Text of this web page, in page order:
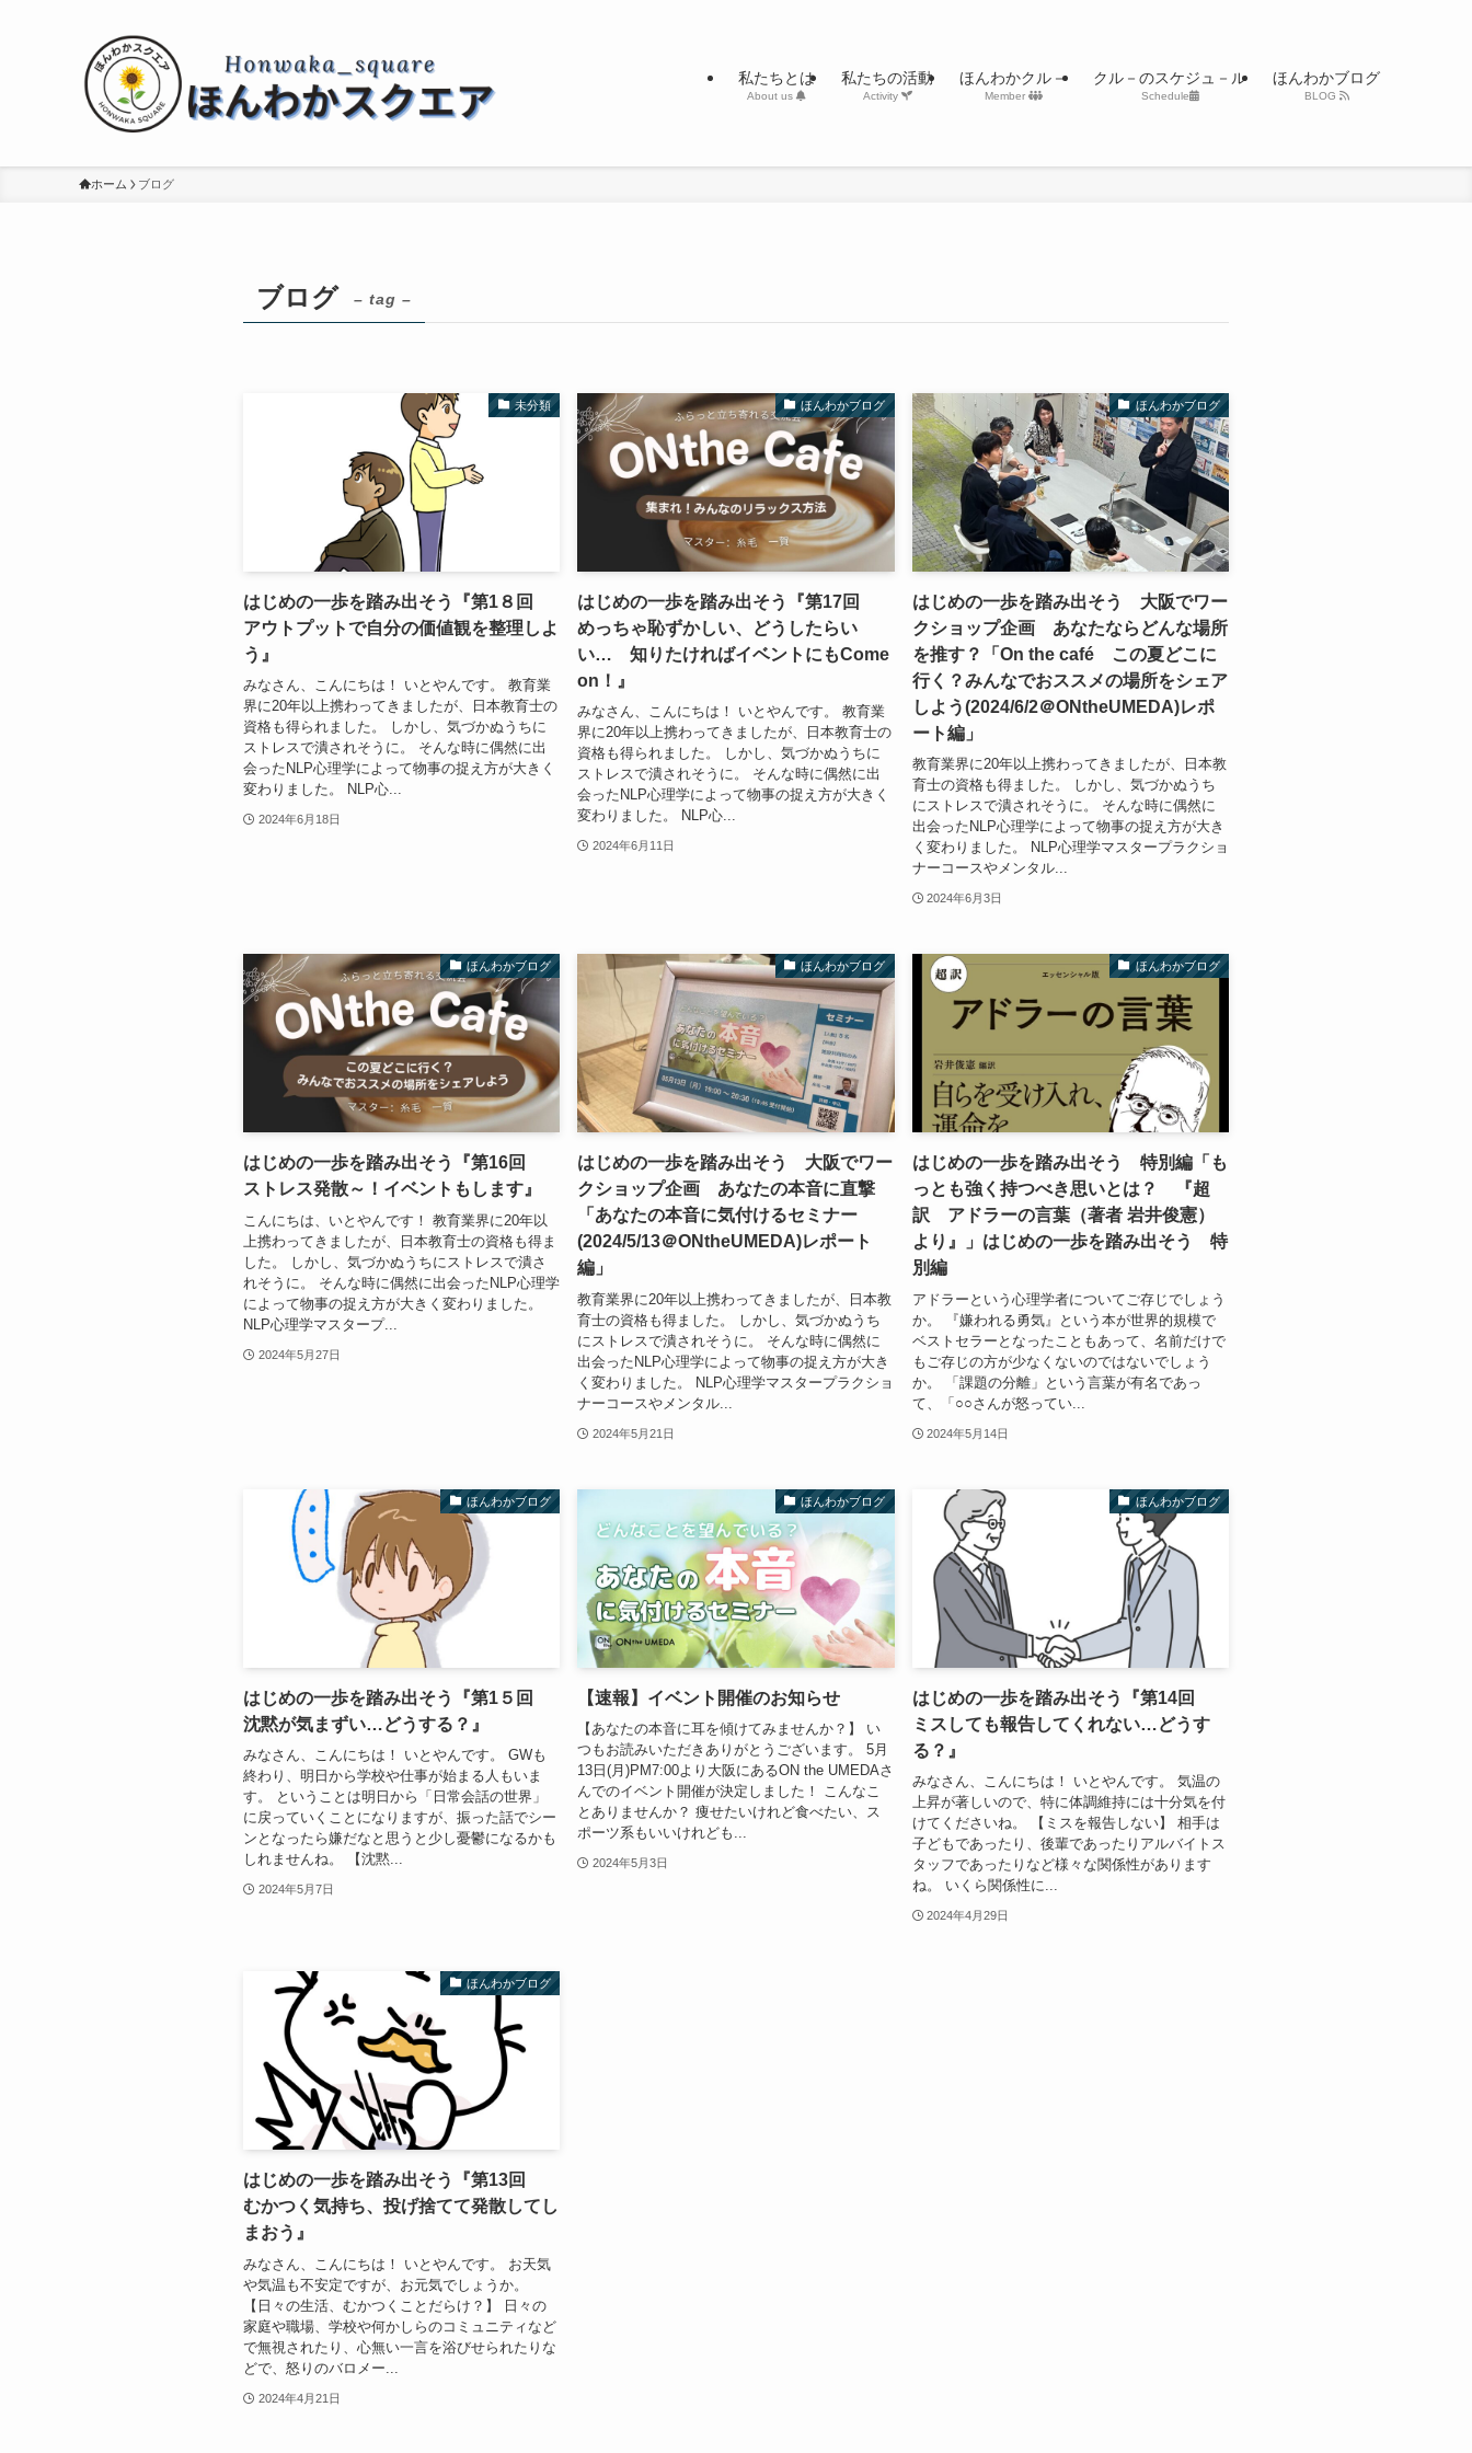
私たちとは
About us
私たちの活動
Activity
ほんわかクル－
Member
クル－のスケジュ－ル
Schedule
ほんわかブログ
BLOG
ホーム ブログ
ブログ – tag –
未分類
はじめの一歩を踏み出そう『第1８回
アウトプットで自分の価値観を整理しよ
う』
みなさん、こんにちは！ いとやんです。 教育業
界に20年以上携わってきましたが、日本教育士の
資格も得られました。 しかし、気づかぬうちに
ストレスで潰されそうに。 そんな時に偶然に出
会ったNLP心理学によって物事の捉え方が大きく
変わりました。 NLP心...
2024年6月18日
ほんわかブログ
はじめの一歩を踏み出そう『第17回
めっちゃ恥ずかしい、どうしたらい
い… 知りたければイベントにもCome
on！』
みなさん、こんにちは！ いとやんです。 教育業
界に20年以上携わってきましたが、日本教育士の
資格も得られました。 しかし、気づかぬうちに
ストレスで潰されそうに。 そんな時に偶然に出
会ったNLP心理学によって物事の捉え方が大きく
変わりました。 NLP心...
2024年6月11日
ほんわかブログ
はじめの一歩を踏み出そう 大阪でワー
クショップ企画 あなたならどんな場所
を推す？「On the café この夏どこに
行く？みんなでおススメの場所をシェア
しよう(2024/6/2＠ONtheUMEDA)レポ
ート編」
教育業界に20年以上携わってきましたが、日本教
育士の資格も得ました。 しかし、気づかぬうち
にストレスで潰されそうに。 そんな時に偶然に
出会ったNLP心理学によって物事の捉え方が大き
く変わりました。 NLP心理学マスタープラクショ
ナーコースやメンタル...
2024年6月3日
ほんわかブログ
はじめの一歩を踏み出そう『第16回
ストレス発散～！イベントもします』
こんにちは、いとやんです！ 教育業界に20年以
上携わってきましたが、日本教育士の資格も得ま
した。 しかし、気づかぬうちにストレスで潰さ
れそうに。 そんな時に偶然に出会ったNLP心理学
によって物事の捉え方が大きく変わりました。
NLP心理学マスタープ...
2024年5月27日
ほんわかブログ
はじめの一歩を踏み出そう 大阪でワー
クショップ企画 あなたの本音に直撃
「あなたの本音に気付けるセミナー
(2024/5/13＠ONtheUMEDA)レポート
編」
教育業界に20年以上携わってきましたが、日本教
育士の資格も得ました。 しかし、気づかぬうち
にストレスで潰されそうに。 そんな時に偶然に
出会ったNLP心理学によって物事の捉え方が大き
く変わりました。 NLP心理学マスタープラクショ
ナーコースやメンタル...
2024年5月21日
ほんわかブログ
はじめの一歩を踏み出そう 特別編「も
っとも強く持つべき思いとは？ 『超
訳 アドラーの言葉（著者 岩井俊憲）
より』」はじめの一歩を踏み出そう 特
別編
アドラーという心理学者についてご存じでしょう
か。 『嫌われる勇気』という本が世界的規模で
ベストセラーとなったこともあって、名前だけで
もご存じの方が少なくないのではないでしょう
か。 「課題の分離」という言葉が有名であっ
て、「○○さんが怒ってい...
2024年5月14日
ほんわかブログ
はじめの一歩を踏み出そう『第1５回
沈黙が気まずい…どうする？』
みなさん、こんにちは！ いとやんです。 GWも
終わり、明日から学校や仕事が始まる人もいま
す。 ということは明日から「日常会話の世界」
に戻っていくことになりますが、振った話でシー
ンとなったら嫌だなと思うと少し憂鬱になるかも
しれませんね。 【沈黙...
2024年5月7日
ほんわかブログ
【速報】イベント開催のお知らせ
【あなたの本音に耳を傾けてみませんか？】 い
つもお読みいただきありがとうございます。 5月
13日(月)PM7:00より大阪にあるON the UMEDAさ
んでのイベント開催が決定しました！ こんなこ
とありませんか？ 痩せたいけれど食べたい、ス
ポーツ系もいいけれども...
2024年5月3日
ほんわかブログ
はじめの一歩を踏み出そう『第14回
ミスしても報告してくれない…どうす
る？』
みなさん、こんにちは！ いとやんです。 気温の
上昇が著しいので、特に体調維持には十分気を付
けてくださいね。 【ミスを報告しない】 相手は
子どもであったり、後輩であったりアルバイトス
タッフであったりなど様々な関係性があります
ね。 いくら関係性に...
2024年4月29日
ほんわかブログ
はじめの一歩を踏み出そう『第13回
むかつく気持ち、投げ捨てて発散してし
まおう』
みなさん、こんにちは！ いとやんです。 お天気
や気温も不安定ですが、お元気でしょうか。
【日々の生活、むかつくことだらけ？】 日々の
家庭や職場、学校や何かしらのコミュニティなど
で無視されたり、心無い一言を浴びせられたりな
どで、怒りのバロメー...
2024年4月21日